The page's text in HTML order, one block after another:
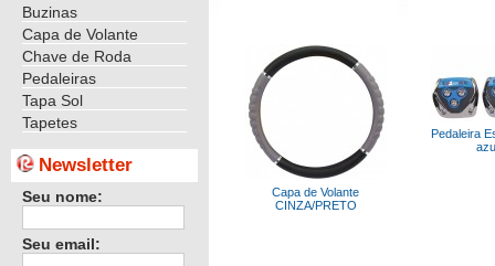
Buzinas
Capa de Volante
Chave de Roda
Pedaleiras
Tapa Sol
Tapetes
Newsletter
Seu nome:
Seu email:
Capa de Volante
CINZA/PRETO
Pedaleira